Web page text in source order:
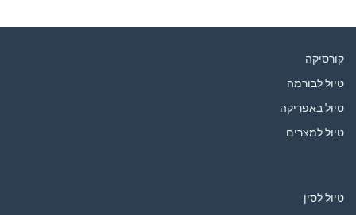
קורסיקה
טיול לבורמה
טיול באפריקה
טיול למצרים
טיול לסין